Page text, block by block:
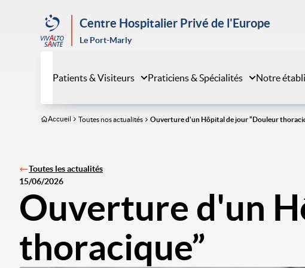
Centre Hospitalier Privé de l'Europe
Le Port-Marly
Patients & Visiteurs Praticiens & Spécialités Notre
Accueil Toutes nos actualités Ouverture d'un Hôpital de jour “Douleur
Toutes les actualités
15/06/2026
Ouverture d'un
thoracique”